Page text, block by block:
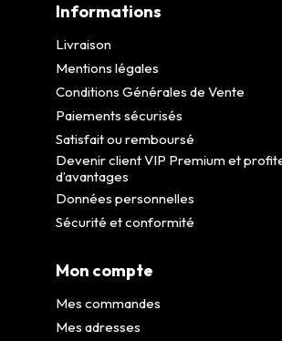
Informations
Livraison
Mentions légales
Conditions Générales de Vente
Paiements sécurisés
Satisfait ou remboursé
Devenir client VIP Premium et
d’avantages
Données personnelles
Sécurité et conformité
Mon compte
Mes commandes
Mes adresses